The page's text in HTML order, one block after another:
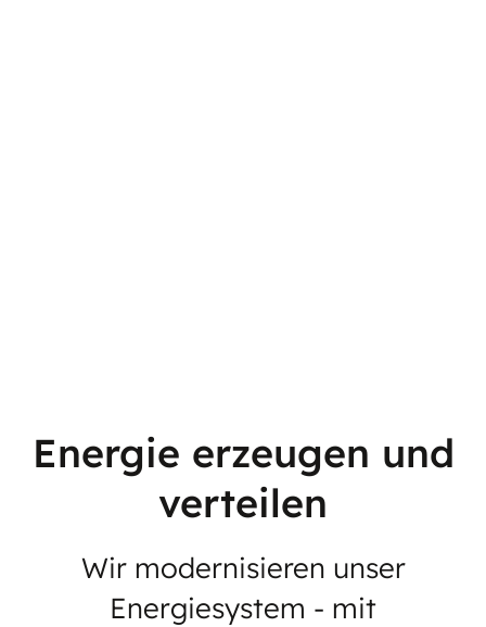
Energie erzeugen und
verteilen
Wir modernisieren unser
Energiesystem - mit